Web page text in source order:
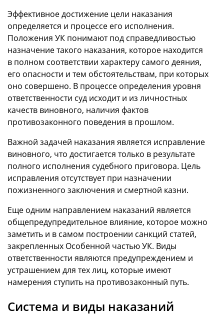
Эффективное достижение цели наказания
определяется и процессе его исполнения.
Положения УК понимают под справедливостью
назначение такого наказания, которое находится
в полном соответствии характеру самого деяния,
его опасности и тем обстоятельствам, при которых
оно совершено. В процессе определения уровня
ответственности суд исходит и из личностных
качеств виновного, наличия фактов
противозаконного поведения в прошлом.
Важной задачей наказания является исправление
виновного, что достигается только в результате
полного исполнения судебного приговора. Цель
исправления отсутствует при назначении
пожизненного заключения и смертной казни.
Еще одним направлением наказаний является
общепредупредительное влияние, которое можно
заметить и в самом построении санкций статей,
закрепленных Особенной частью УК. Виды
ответственности являются предупреждением и
устрашением для тех лиц, которые имеют
намерения ступить на противозаконный путь.
Система и виды наказаний